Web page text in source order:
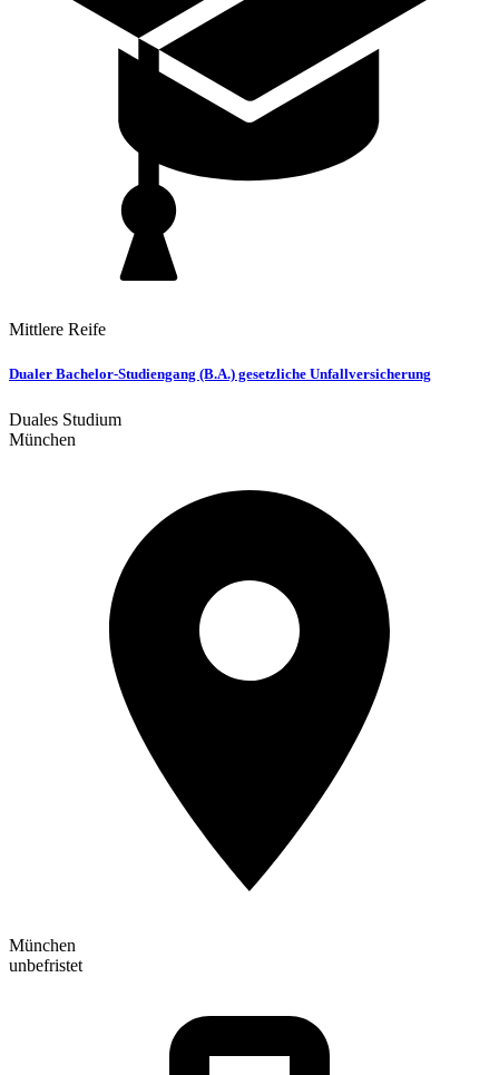
Mittlere Reife
Dualer Bachelor-Studiengang (B.A.) gesetzliche Unfallversicherung
Duales Studium
München
München
unbefristet